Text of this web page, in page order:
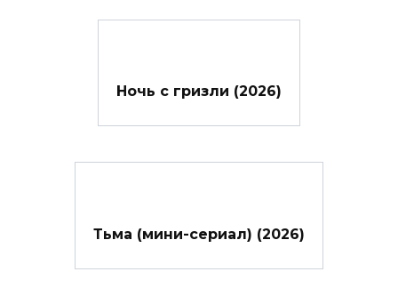
Ночь с гризли (2026)
Тьма (мини-сериал) (2026)